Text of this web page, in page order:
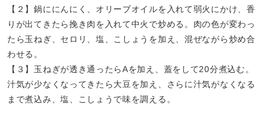
【２】鍋ににんにく、オリーブオイルを入れて弱火にかけ、香
りが出てきたら挽き肉を入れて中火で炒める。肉の色が変わっ
たら玉ねぎ、セロリ、塩、こしょうを加え、混ぜながら炒め合
わせる。
【３】玉ねぎが透き通ったらAを加え、蓋をして20分煮込む。
汁気が少なくなってきたら大豆を加え、さらに汁気がなくなる
まで煮込み、塩、こしょうで味を調える。